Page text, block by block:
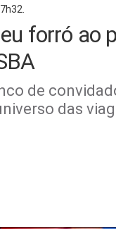
forró ao
de
das